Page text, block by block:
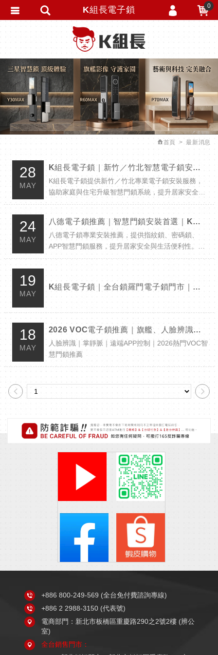
首頁 最新消息
28
MAY
K組長電子鎖｜新竹／竹北智慧電子鎖安裝推薦・居家安全升級首選
K組長電子鎖提供新竹／竹北專業電子鎖安裝服務，
協助家庭與住宅升級智慧門鎖系統，提升居家安全與
生活便利性。
隨著新竹科技產業發展與竹北新成屋快速增加，越來
越多科技業家庭、雙薪家...
24
MAY
八德電子鎖推薦｜智慧門鎖安裝首選｜K組長電子鎖
八德電子鎖專業安裝推薦，提供指紋鎖、密碼鎖、
APP智慧門鎖服務，提升居家安全與生活便利性。K
組長電子鎖擁有專業安裝團隊與多間門市據點，打造
19
MAY
K組長電子鎖｜全台鎖羅門電子鎖門市｜打造專業智慧門鎖連鎖品牌
18
MAY
2026 VOC電子鎖推薦｜旗艦、人臉辨識、入門款完整評比
人臉辨識｜掌靜脈｜遠端APP控制｜2026熱門VOC智
慧門鎖推薦
+886 800-249-569 (全台免付費諮詢專線)
+886 2 2988-3150 (代表號)
電商部門：新北市板橋區重慶路290之2號2樓 (辨公
室)
全台銷售門市：
K組長電子鎖 0
會員註冊
忘記密碼
訂單查詢
追蹤清單
匯款通知